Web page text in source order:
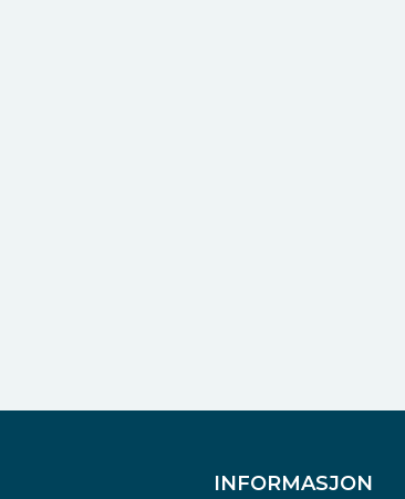
INFORMASJON